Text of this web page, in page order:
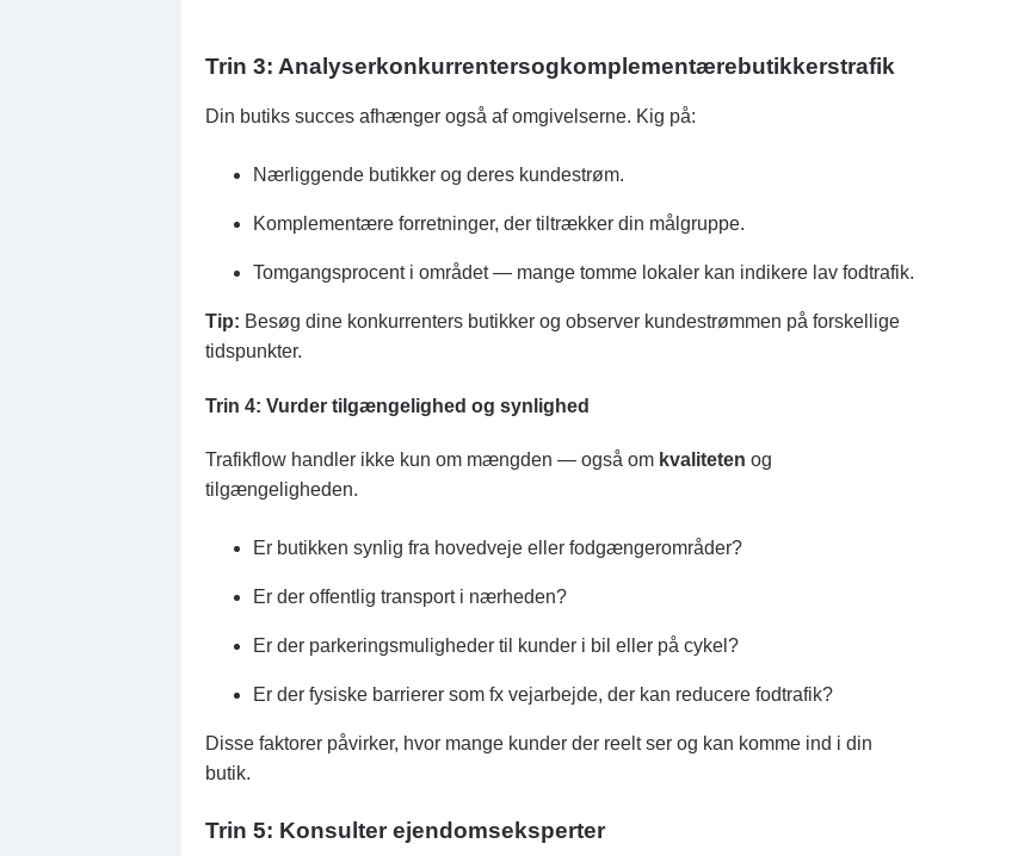
Trin 3: Analyserkonkurrentersogkomplementærebutikkerstrafik
Din butiks succes afhænger også af omgivelserne. Kig på:
Nærliggende butikker og deres kundestrøm.
Komplementære forretninger, der tiltrækker din målgruppe.
Tomgangsprocent i området — mange tomme lokaler kan indikere lav fodtrafik.
Tip: Besøg dine konkurrenters butikker og observer kundestrømmen på forskellige
tidspunkter.
Trin 4: Vurder tilgængelighed og synlighed
Trafikflow handler ikke kun om mængden — også om kvaliteten og
tilgængeligheden.
Er butikken synlig fra hovedveje eller fodgængerområder?
Er der offentlig transport i nærheden?
Er der parkeringsmuligheder til kunder i bil eller på cykel?
Er der fysiske barrierer som fx vejarbejde, der kan reducere fodtrafik?
Disse faktorer påvirker, hvor mange kunder der reelt ser og kan komme ind i din
butik.
Trin 5: Konsulter ejendomseksperter